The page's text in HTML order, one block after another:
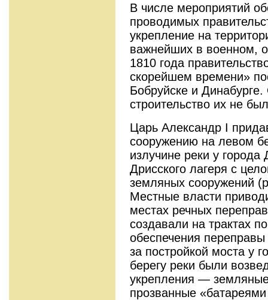
В числе мероприятий
проводимых
укрепление на
важнейших в военном,
1810 года
скорейшем времени»
Бобруйске и
строительство их не
Царь Александр I
сооружению на левом
излучине реки у города
Дрисского лагеря с
земляных сооружений
Местные власти
местах речных
создавали на трактах
обеспечения
за постройкой моста у
берегу реки были
укрепления —
прозванные